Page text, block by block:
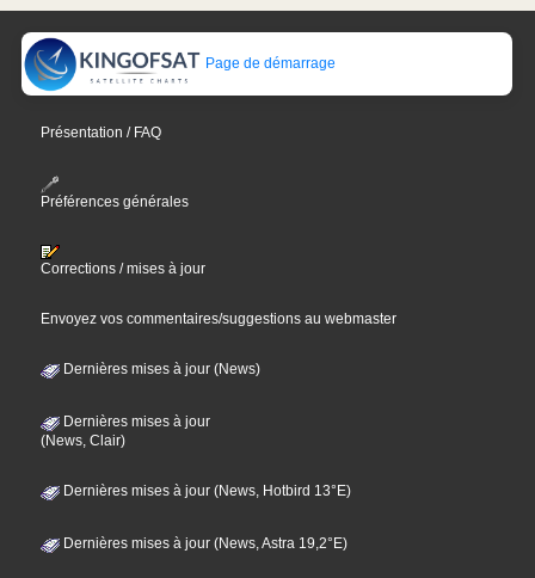
Page de démarrage
Présentation / FAQ
Préférences générales
Corrections / mises à jour
Envoyez vos commentaires/suggestions au webmaster
Dernières mises à jour (News)
Dernières mises à jour
(News, Clair)
Dernières mises à jour (News, Hotbird 13°E)
Dernières mises à jour (News, Astra 19,2°E)